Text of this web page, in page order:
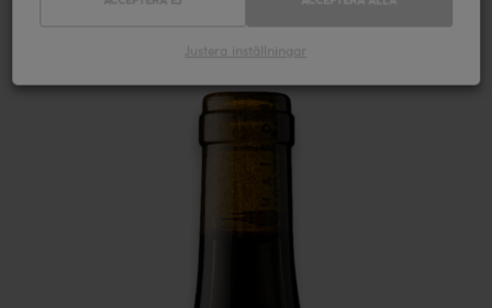
Justera inställningar